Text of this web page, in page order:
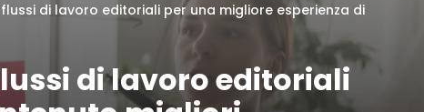
di lavoro editoriali per una migliore esperienza di
di lavoro editoriali